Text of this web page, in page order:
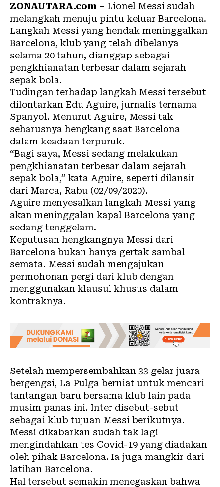
ZONAUTARA.com – Lionel Messi sudah
melangkah menuju pintu keluar Barcelona.
Langkah Messi yang hendak meninggalkan
Barcelona, klub yang telah dibelanya
selama 20 tahun, dianggap sebagai
pengkhianatan terbesar dalam sejarah
sepak bola.
Tudingan terhadap langkah Messi tersebut
dilontarkan Edu Aguire, jurnalis ternama
Spanyol. Menurut Aguire, Messi tak
seharusnya hengkang saat Barcelona
dalam keadaan terpuruk.
“Bagi saya, Messi sedang melakukan
pengkhianatan terbesar dalam sejarah
sepak bola,” kata Aguire, seperti dilansir
dari Marca, Rabu (02/09/2020).
Aguire menyesalkan langkah Messi yang
akan meninggalan kapal Barcelona yang
sedang tenggelam.
Keputusan hengkangnya Messi dari
Barcelona bukan hanya gertak sambal
semata. Messi sudah mengajukan
permohonan pergi dari klub dengan
menggunakan klausul khusus dalam
kontraknya.
Setelah mempersembahkan 33 gelar juara
bergengsi, La Pulga berniat untuk mencari
tantangan baru bersama klub lain pada
musim panas ini. Inter disebut-sebut
sebagai klub tujuan Messi berikutnya.
Messi dikabarkan sudah tak lagi
mengindahkan tes Covid-19 yang diadakan
oleh pihak Barcelona. Ia juga mangkir dari
latihan Barcelona.
Hal tersebut semakin menegaskan bahwa